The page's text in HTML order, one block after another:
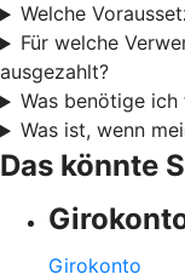
Welche
Für welche
ausgezahlt?
Was benötige ich
Was ist, wenn
Das könnte
Girokonto